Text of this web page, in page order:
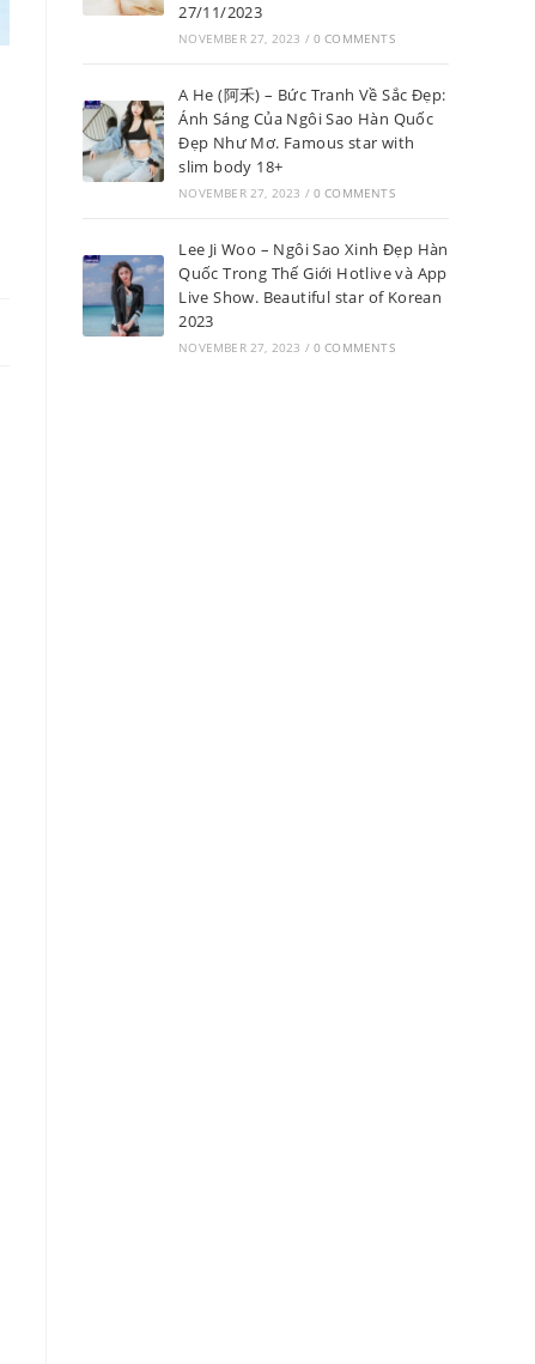
27/11/2023
NOVEMBER 27, 2023 / 0 COMMENTS
A He (阿禾) – Bức Tranh Về Sắc Đẹp:
Ánh Sáng Của Ngôi Sao Hàn Quốc
Đẹp Như Mơ. Famous star with
slim body 18+
NOVEMBER 27, 2023 / 0 COMMENTS
Lee Ji Woo – Ngôi Sao Xinh Đẹp Hàn
Quốc Trong Thế Giới Hotlive và App
Live Show. Beautiful star of Korean
2023
NOVEMBER 27, 2023 / 0 COMMENTS